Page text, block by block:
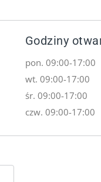
Godziny
pon. 09:00-17:00
wt. 09:00-17:00
śr. 09:00-17:00
czw. 09:00-17:00